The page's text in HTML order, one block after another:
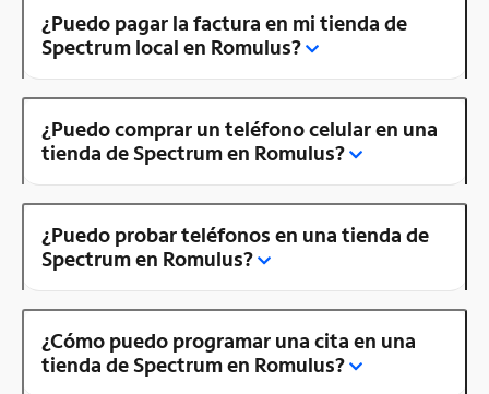
¿Puedo pagar la factura en mi tienda de
Spectrum local en Romulus?
¿Puedo comprar un teléfono celular en una
tienda de Spectrum en Romulus?
¿Puedo probar teléfonos en una tienda de
Spectrum en Romulus?
¿Cómo puedo programar una cita en una
tienda de Spectrum en Romulus?